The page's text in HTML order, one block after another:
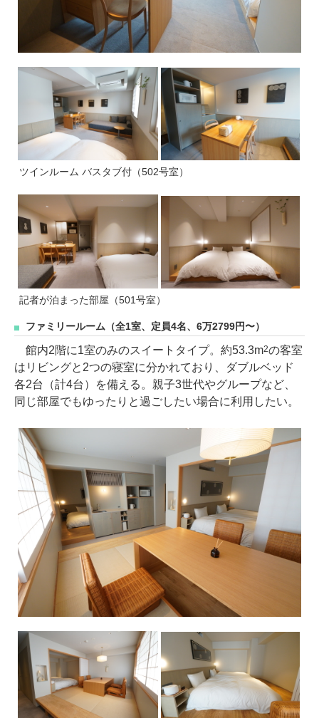
ツインルーム バスタブ付（502号室）
記者が泊まった部屋（501号室）
ファミリールーム（全1室、定員4名、6万2799円〜）
館内2階に1室のみのスイートタイプ。約53.3m2の客室
はリビングと2つの寝室に分かれており、ダブルベッド
各2台（計4台）を備える。親子3世代やグループなど、
同じ部屋でもゆったりと過ごしたい場合に利用したい。